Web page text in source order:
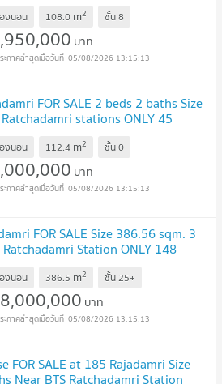
งนอน 108.0 m2 ชั้น8
บาท
05/08/2026 13:15:13
FOR SALE 2 beds 2 baths Size
stations ONLY 45
งนอน 112.4 m2 ชั้น0
บาท
05/08/2026 13:15:13
FOR SALE Size 386.56 sqm. 3
Station ONLY 148
งนอน 386.5 m2 ชั้น25+
บาท
05/08/2026 13:15:13
FOR SALE at 185 Rajadamri Size
Near BTS Ratchadamri Station